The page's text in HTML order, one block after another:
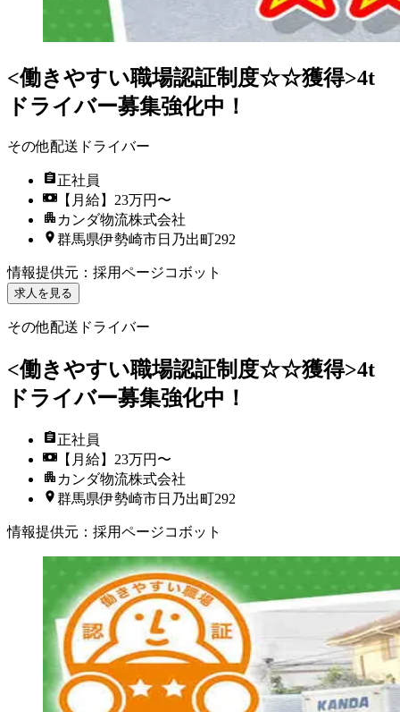
<働きやすい職場認証制度☆☆獲得>4t
ドライバー募集強化中！
その他配送ドライバー
正社員
【月給】23万円〜
カンダ物流株式会社
群馬県伊勢崎市日乃出町292
情報提供元 ： 採用ページコボット
求人を見る
その他配送ドライバー
<働きやすい職場認証制度☆☆獲得>4t
ドライバー募集強化中！
正社員
【月給】23万円〜
カンダ物流株式会社
群馬県伊勢崎市日乃出町292
情報提供元 ： 採用ページコボット